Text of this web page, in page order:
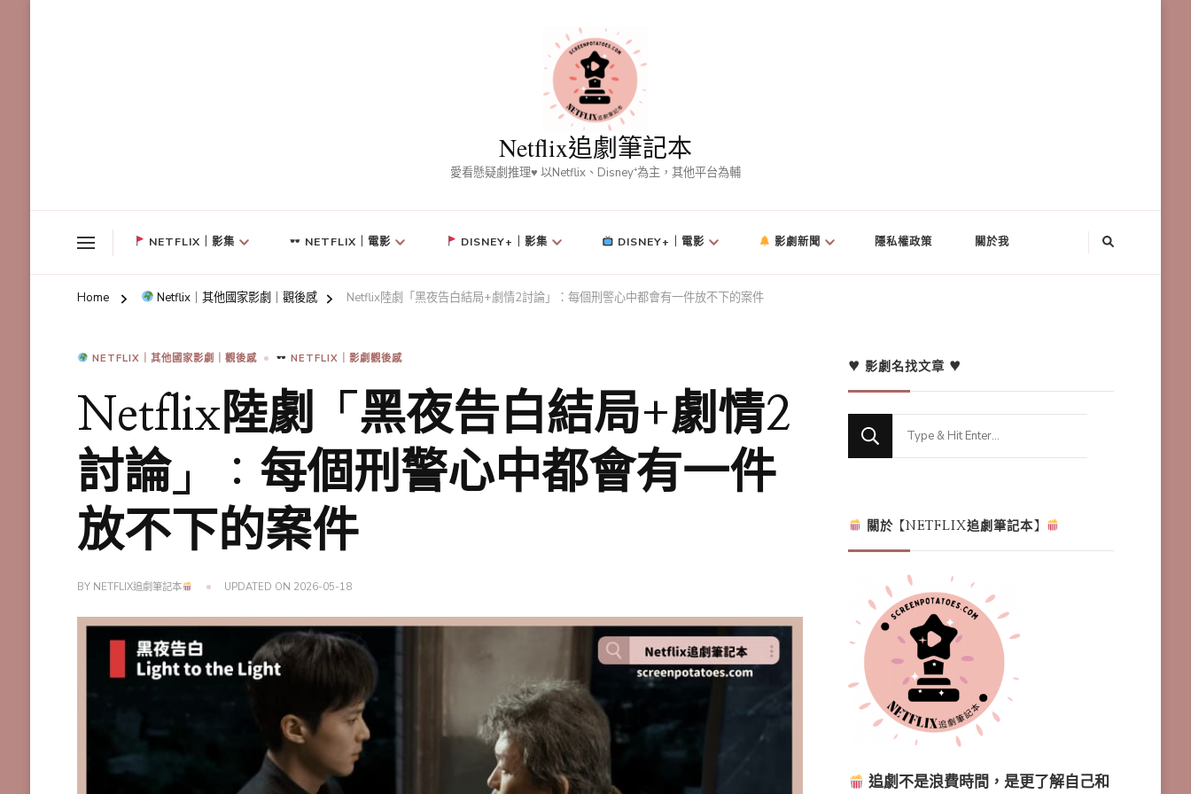
Netflix追劇筆記本
愛看懸疑劇推理♥ 以Netflix、Disney⁺為主，其他平台為輔
NETFLIX｜影集 NETFLIX｜電影 DISNEY+｜影集 DISNEY+｜電影 影劇新聞 隱私權政策 關於我
Home Netflix｜其他國家影劇｜觀後感 Netflix陸劇「黑夜告白結局+劇情2討論」：每個刑警心中都會有一件放不下的案件
NETFLIX｜其他國家影劇｜觀後感 NETFLIX｜影劇觀後感
Netflix陸劇「黑夜告白結局+劇情2
討論」：每個刑警心中都會有一件
放不下的案件
BY NETFLIX追劇筆記本 UPDATED ON 2026-05-18
♥ 影劇名找文章 ♥
Looking
關於【NETFLIX追劇筆記本】
追劇不是浪費時間，是更了解自己和